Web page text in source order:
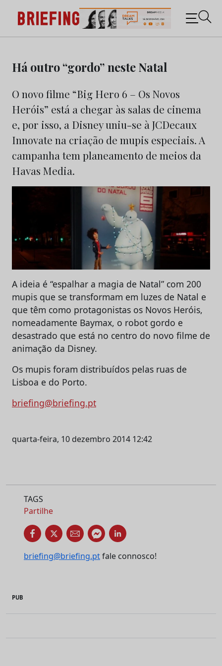
content
Briefing: Todas as notícias sobre os negócios do
Marketing e da Publicidade
Há outro “gordo” neste Natal
O novo filme “Big Hero 6 – Os Novos
Heróis” está a chegar às salas de cinema
e, por isso, a Disney uniu-se à JCDecaux
Innovate na criação de mupis especiais. A
campanha tem planeamento de meios da
Havas Media.
A ideia é “espalhar a magia de Natal” com 200
mupis que se transformam em luzes de Natal e
que têm como protagonistas os Novos Heróis,
nomeadamente Baymax, o robot gordo e
desastrado que está no centro do novo filme de
animação da Disney.
Os mupis foram distribuídos pelas ruas de
Lisboa e do Porto.
briefing@briefing.pt
quarta-feira, 10 dezembro 2014 12:42
TAGS
Partilhe
briefing@briefing.ptfale connosco!
PUB